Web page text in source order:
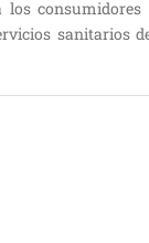
consumidores
sanitarios